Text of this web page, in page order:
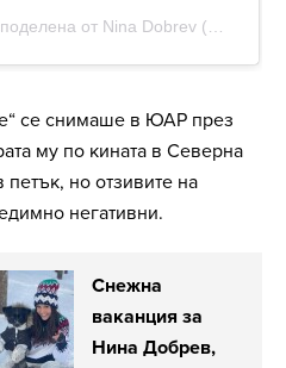
се снимаше в ЮАР през
му по кината в Северна
но отзивите на
негативни.
Снежна
ваканция за
Нина Добрев,